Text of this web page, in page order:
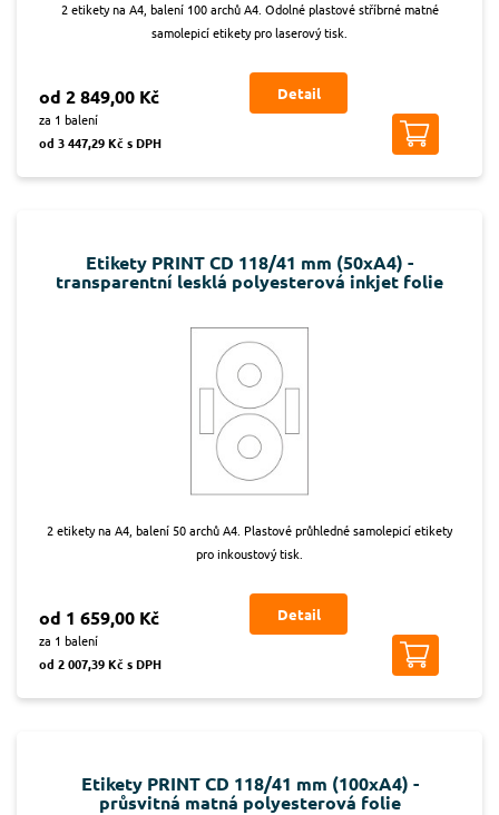
2 etikety na A4, balení 100 archů A4. Odolné plastové stříbrné matné
samolepicí etikety pro laserový tisk.
od 2 849,00 Kč
za 1 balení
od 3 447,29 Kč s DPH
Detail
Etikety PRINT CD 118/41 mm (50xA4) -
transparentní lesklá polyesterová inkjet folie
2 etikety na A4, balení 50 archů A4. Plastové průhledné samolepicí etikety
pro inkoustový tisk.
od 1 659,00 Kč
za 1 balení
od 2 007,39 Kč s DPH
Detail
Etikety PRINT CD 118/41 mm (100xA4) -
průsvitná matná polyesterová folie